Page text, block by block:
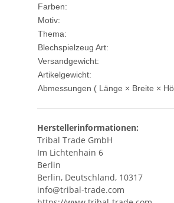
Farben:
Motiv:
Thema:
Blechspielzeug Art:
Versandgewicht:
Artikelgewicht:
Abmessungen ( Länge × Breite ×
Herstellerinformationen:
Tribal Trade GmbH
Im Lichtenhain 6
Berlin
Berlin, Deutschland, 10317
info@tribal-trade.com